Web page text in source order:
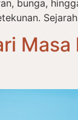
bunga,
Masa